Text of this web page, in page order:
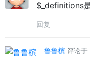
$_definitions
回复
鲁鲁槟 评论